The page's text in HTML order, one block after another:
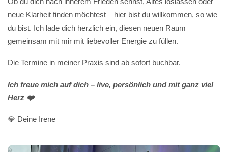
neue Klarheit finden möchtest – hier bist du willkommen, so wie
du bist. Ich lade dich herzlich ein, diesen neuen Raum
gemeinsam mit mir mit liebevoller Energie zu füllen.
Die Termine in meiner Praxis sind ab sofort buchbar.
Ich freue mich auf dich – live, persönlich und mit ganz viel
Herz ❤️
💎 Deine Irene